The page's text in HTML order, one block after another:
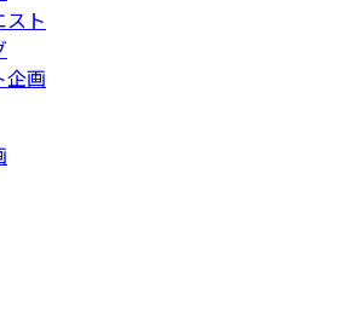
ト
企画